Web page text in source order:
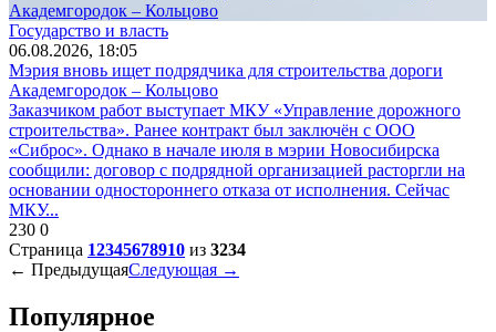
Государство и власть
06.08.2026, 18:05
Мэрия вновь ищет подрядчика для строительства дороги
Академгородок – Кольцово
Заказчиком работ выступает МКУ «Управление дорожного
строительства». Ранее контракт был заключён с ООО
«Сиброс». Однако в начале июля в мэрии Новосибирска
сообщили: договор с подрядной организацией расторгли на
основании одностороннего отказа от исполнения. Сейчас
МКУ...
230 0
Страница 12345678910 из 3234
← ПредыдущаяСледующая →
Популярное